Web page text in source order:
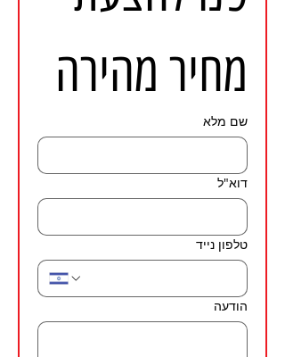
מחיר מהירה
שם מלא
דוא"ל
טלפון נייד
הודעה